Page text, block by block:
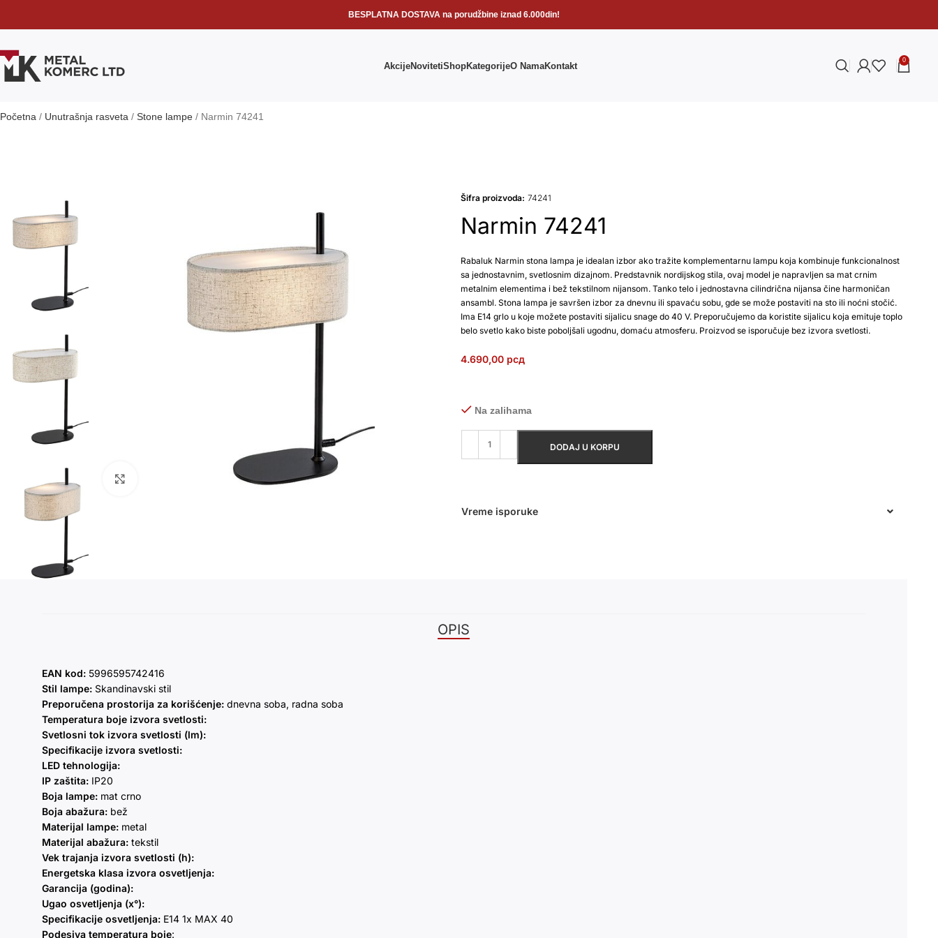
BESPLATNA DOSTAVA na porudžbine iznad 6.000din!
AkcijeNovitetiShopKategorijeO NamaKontakt
0
Početna Unutrašnja rasveta Stone lampe Narmin 74241
Šifra proizvoda: 74241
Narmin 74241
Rabaluk Narmin stona lampa je idealan izbor ako tražite komplementarnu lampu koja kombinuje funkcionalnost
sa jednostavnim, svetlosnim dizajnom. Predstavnik nordijskog stila, ovaj model je napravljen sa mat crnim
metalnim elementima i bež tekstilnom nijansom. Tanko telo i jednostavna cilindrična nijansa čine harmoničan
ansambl. Stona lampa je savršen izbor za dnevnu ili spavaću sobu, gde se može postaviti na sto ili noćni stočić.
Ima E14 grlo u koje možete postaviti sijalicu snage do 40 V. Preporučujemo da koristite sijalicu koja emituje toplo
belo svetlo kako biste poboljšali ugodnu, domaću atmosferu. Proizvod se isporučuje bez izvora svetlosti.
4.690,00 рсд
Na zalihama
DODAJ U KORPU
Vreme isporuke
OPIS
EAN kod: 5996595742416
Stil lampe: Skandinavski stil
Preporučena prostorija za korišćenje: dnevna soba, radna soba
Temperatura boje izvora svetlosti:
Svetlosni tok izvora svetlosti (lm):
Specifikacije izvora svetlosti:
LED tehnologija:
IP zaštita: IP20
Boja lampe: mat crno
Boja abažura: bež
Materijal lampe: metal
Materijal abažura: tekstil
Vek trajanja izvora svetlosti (h):
Energetska klasa izvora osvetljenja:
Garancija (godina):
Ugao osvetljenja (x°):
Specifikacije osvetljenja: E14 1x MAX 40
Podesiva temperatura boje: